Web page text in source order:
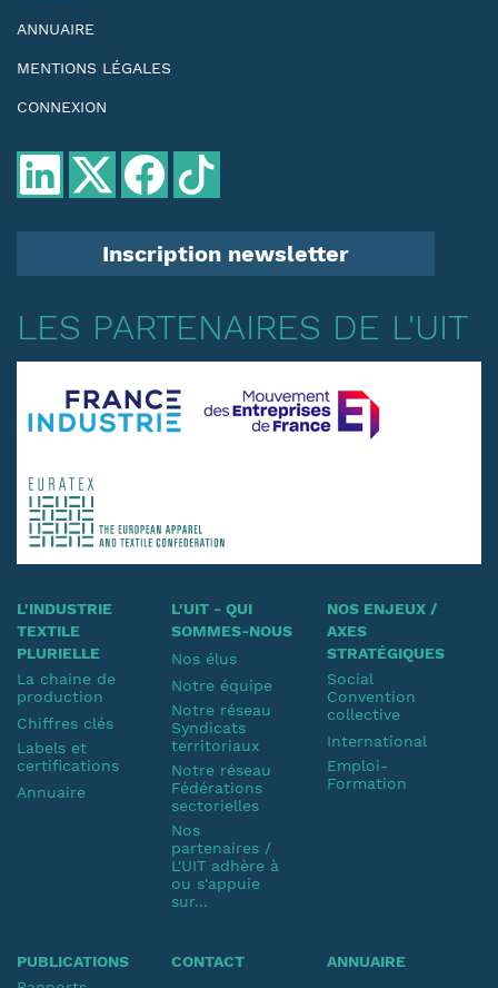
ANNUAIRE
MENTIONS LÉGALES
CONNEXION
Inscription newsletter
LES PARTENAIRES DE L'UIT
L'INDUSTRIE
TEXTILE
PLURIELLE
La chaine de
production
Chiffres clés
Labels et
certifications
Annuaire
L'UIT - QUI
SOMMES-NOUS
Nos élus
Notre équipe
Notre réseau
Syndicats
territoriaux
Notre réseau
Fédérations
sectorielles
Nos
partenaires /
L'UIT adhère à
ou s'appuie
sur...
NOS ENJEUX /
AXES
STRATÉGIQUES
Social
Convention
collective
International
Emploi-
Formation
PUBLICATIONS
CONTACT ANNUAIRE